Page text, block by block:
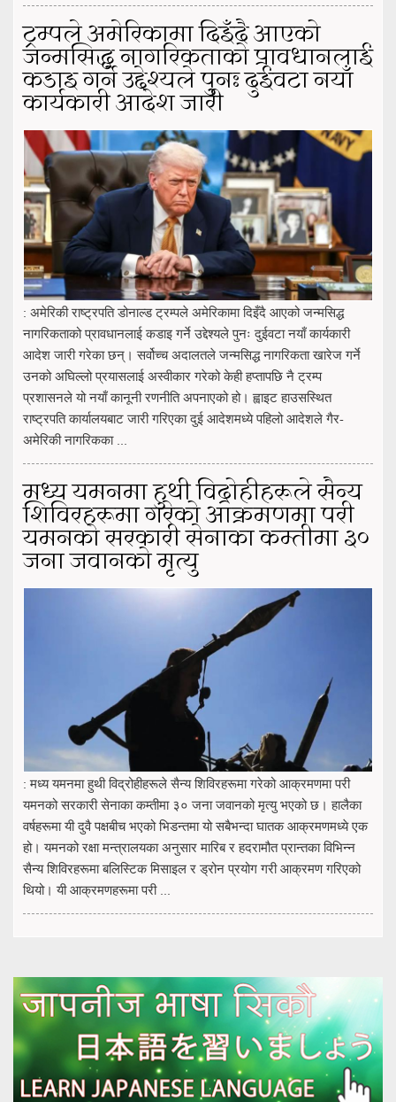
ट्रम्पले अमेरिकामा दिइँदै आएको
जन्मसिद्ध नागरिकताको प्रावधानलाई
कडाइ गर्ने उद्देश्यले पुनः दुईवटा नयाँ
कार्यकारी आदेश जारी
: अमेरिकी राष्ट्रपति डोनाल्ड ट्रम्पले अमेरिकामा दिइँदै आएको जन्मसिद्ध
नागरिकताको प्रावधानलाई कडाइ गर्ने उद्देश्यले पुनः दुईवटा नयाँ कार्यकारी
आदेश जारी गरेका छन्। सर्वोच्च अदालतले जन्मसिद्ध नागरिकता खारेज गर्ने
उनको अघिल्लो प्रयासलाई अस्वीकार गरेको केही हप्तापछि नै ट्रम्प
प्रशासनले यो नयाँ कानूनी रणनीति अपनाएको हो। ह्वाइट हाउसस्थित
राष्ट्रपति कार्यालयबाट जारी गरिएका दुई आदेशमध्ये पहिलो आदेशले गैर-
अमेरिकी नागरिकका ...
मध्य यमनमा हुथी विद्रोहीहरूले सैन्य
शिविरहरूमा गरेको आक्रमणमा परी
यमनको सरकारी सेनाका कम्तीमा ३०
जना जवानको मृत्यु
: मध्य यमनमा हुथी विद्रोहीहरूले सैन्य शिविरहरूमा गरेको आक्रमणमा परी
यमनको सरकारी सेनाका कम्तीमा ३० जना जवानको मृत्यु भएको छ। हालैका
वर्षहरूमा यी दुवै पक्षबीच भएको भिडन्तमा यो सबैभन्दा घातक आक्रमणमध्ये एक
हो। यमनको रक्षा मन्त्रालयका अनुसार मारिब र हदरामौत प्रान्तका विभिन्न
सैन्य शिविरहरूमा बलिस्टिक मिसाइल र ड्रोन प्रयोग गरी आक्रमण गरिएको
थियो। यी आक्रमणहरूमा परी ...